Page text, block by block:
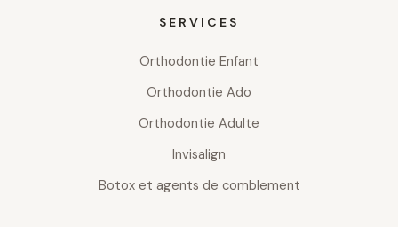
SERVICES
Orthodontie Enfant
Orthodontie Ado
Orthodontie Adulte
Invisalign
Botox et agents de comblement